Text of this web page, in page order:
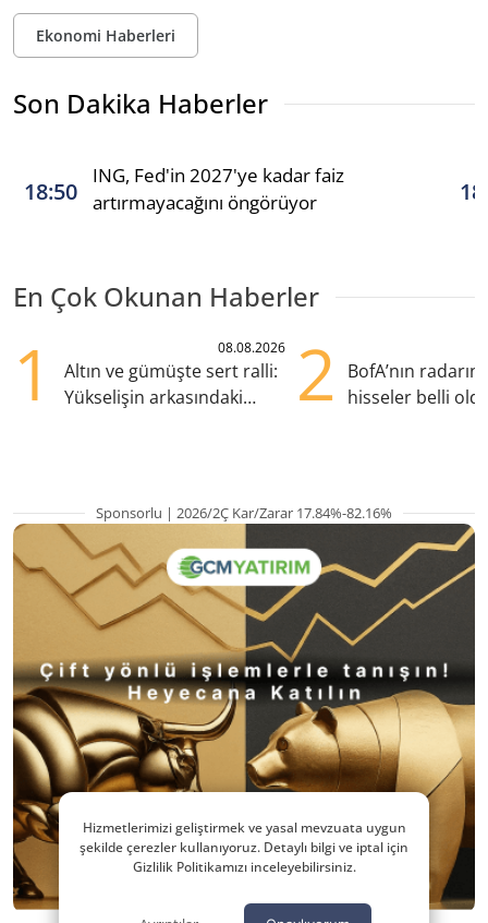
Ekonomi Haberleri
Son Dakika Haberler
18:50
ING, Fed'in 2027'ye kadar faiz
artırmayacağını öngörüyor
En Çok Okunan Haberler
1 08.08.2026
Altın ve gümüşte sert ralli:
Yükselişin arkasındaki
2
BofA’nın
hisseler belli
Sponsorlu | 2026/2Ç Kar/Zarar 17.84%-82.16%
Hizmetlerimizi geliştirmek ve yasal mevzuata uygun
şekilde çerezler kullanıyoruz. Detaylı bilgi ve iptal için
Gizlilik Politikamızı inceleyebilirsiniz.